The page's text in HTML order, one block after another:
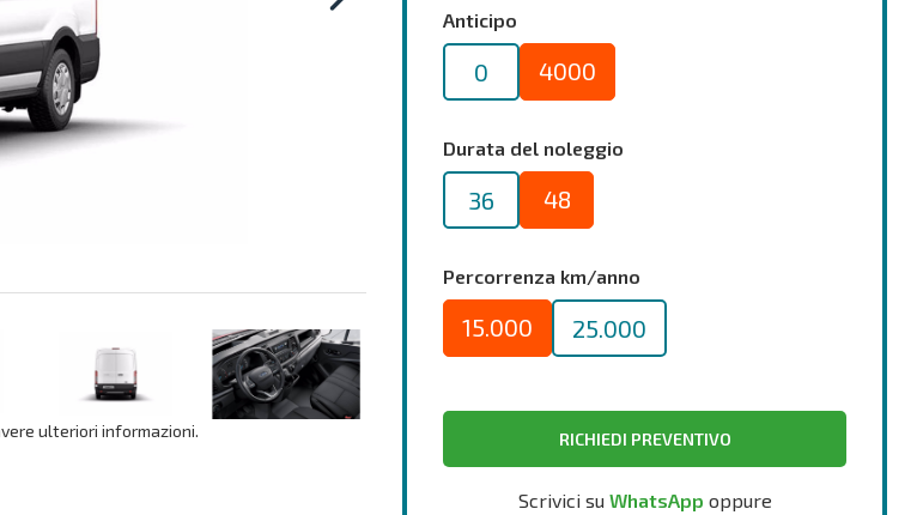
ulteriori informazioni.
Anticipo
0 4000
Durata del noleggio
36 48
Percorrenza km/anno
15.000 25.000
RICHIEDI PREVENTIVO
Scrivici su WhatsApp oppure